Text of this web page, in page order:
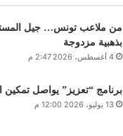
من ملاعب تونس… جيل
بذهبية مزدوجة
4 أغسطس، 2026 2:47 م
برنامج “تعزيز” يواصل تمكين
13 يوليو، 2026 12:00 م